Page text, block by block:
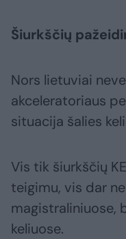
Šiurkščių
Nors lietuviai
akceleratoriaus
situacija šalies
Vis tik šiurkščių
teigimu, vis dar
magistraliniuose,
keliuose.